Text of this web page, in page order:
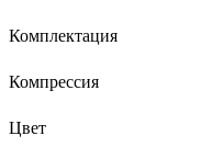
Комплектация
Компрессия
Цвет